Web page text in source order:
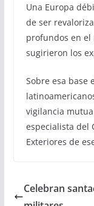
Una Europa
de ser
profundos en el
sugirieron los
Sobre esa base
vigilancia
especialista del
Exteriores de
Celebran